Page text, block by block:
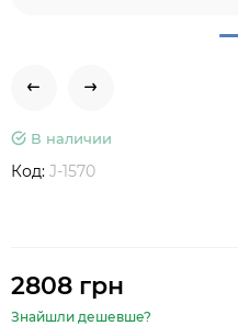
В наличии
Код: J-1570
2808 грн
Знайшли дешевше?